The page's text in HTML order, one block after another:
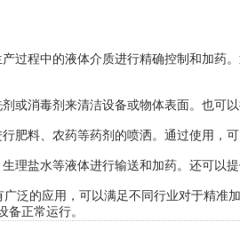
程中的液体介质进行精确控制和加药
消毒剂来清洁设备或物体表面。也可以
料、农药等药剂的喷洒。通过使用，可
盐水等液体进行输送和加药。还可以提
的应用，可以满足不同行业对于精准
备正常运行。